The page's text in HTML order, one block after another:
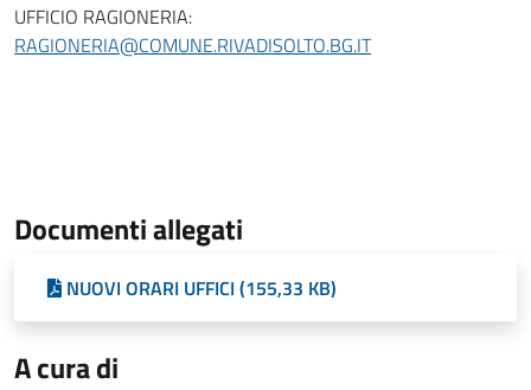
UFFICIO RAGIONERIA:
RAGIONERIA@COMUNE.RIVADISOLTO.BG.IT
Documenti allegati
NUOVI ORARI UFFICI (155,33 KB)
A cura di